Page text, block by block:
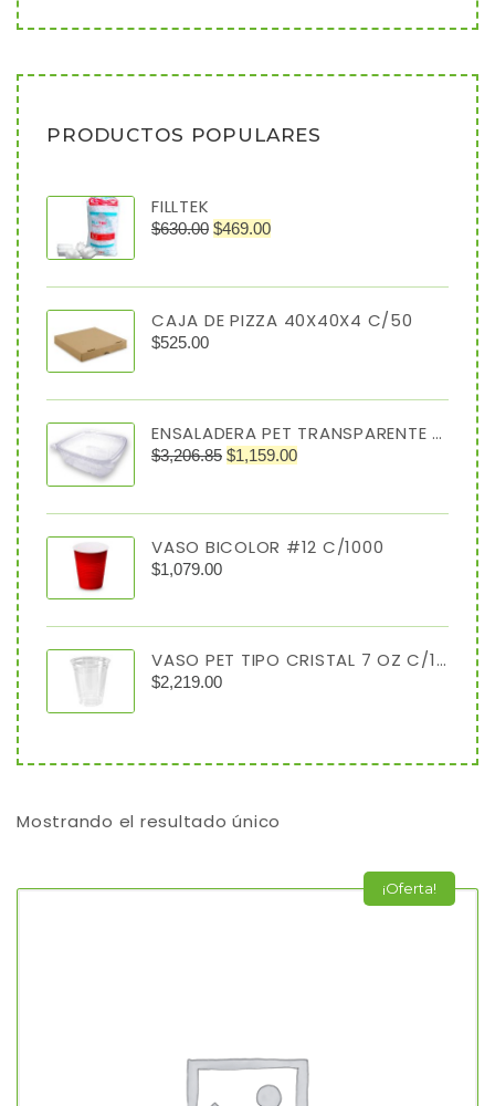
PRODUCTOS POPULARES
FILLTEK
$630.00 $469.00
CAJA DE PIZZA 40X40X4 C/50
$525.00
ENSALADERA PET TRANSPARENTE 64 OZ TIPO ALMEJA
$3,206.85 $1,159.00
VASO BICOLOR #12 C/1000
$1,079.00
VASO PET TIPO CRISTAL 7 OZ C/1000
$2,219.00
Mostrando el resultado único
¡Oferta!